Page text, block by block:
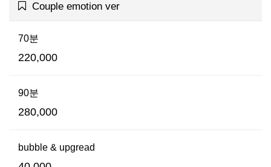
Couple emotion ver
70분
220,000
90분
280,000
bubble & upgread